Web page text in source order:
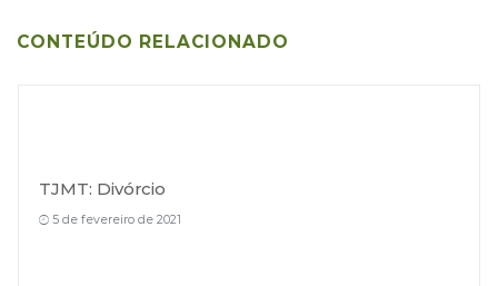
CONTEÚDO RELACIONADO
TJMT: Divórcio
5 de fevereiro de 2021